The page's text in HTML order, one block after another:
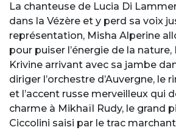
La chanteuse de Lucia Di
dans la Vézère et y perd sa voix
représentation, Misha Alperine
pour puiser l’énergie de la nature,
Krivine arrivant avec sa jambe
diriger l’orchestre d’Auvergne, le
et l’accent russe merveilleux qui
charme à Mikhaïl Rudy, le grand
Ciccolini saisi par le trac